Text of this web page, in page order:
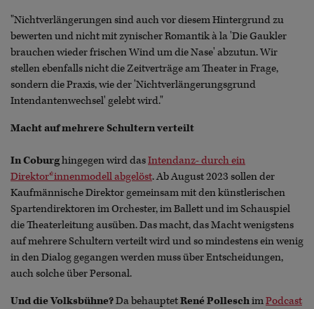
"Nichtverlängerungen sind auch vor diesem Hintergrund zu
bewerten und nicht mit zynischer Romantik à la 'Die Gaukler
brauchen wieder frischen Wind um die Nase' abzutun. Wir
stellen ebenfalls nicht die Zeitverträge am Theater in Frage,
sondern die Praxis, wie der 'Nichtverlängerungsgrund
Intendantenwechsel' gelebt wird."
Macht auf mehrere Schultern verteilt
In Coburghingegen wird dasIntendanz- durch ein
Direktor*innenmodell abgelöst. Ab August 2023 sollen der
Kaufmännische Direktor gemeinsam mit den künstlerischen
Spartendirektoren im Orchester, im Ballett und im Schauspiel
die Theaterleitung ausüben. Das macht, das Macht wenigstens
auf mehrere Schultern verteilt wird und so mindestens ein wenig
in den Dialog gegangen werden muss über Entscheidungen,
auch solche über Personal.
Und die Volksbühne?Da behauptetRené PolleschimPodcast